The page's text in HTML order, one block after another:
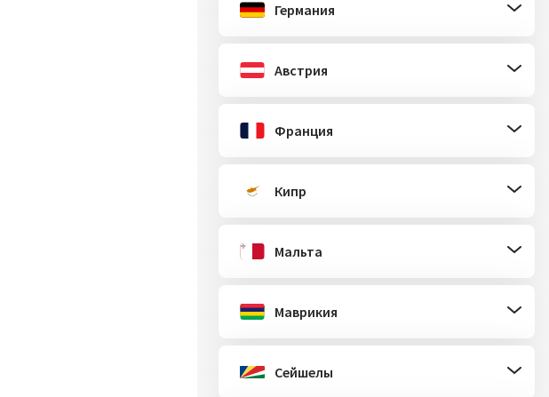
Германия
Австрия
Франция
Кипр
Мальта
Маврикия
Сейшелы